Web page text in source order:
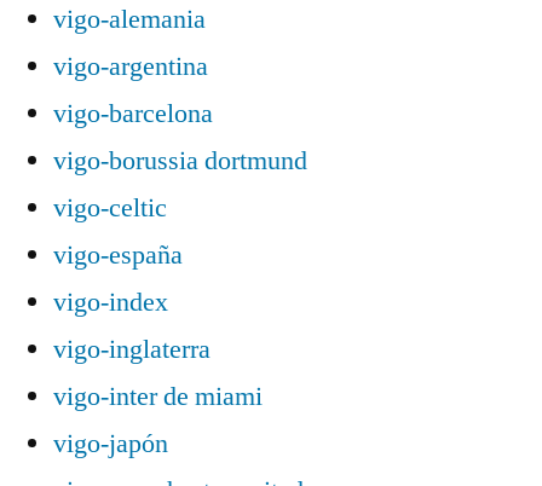
vigo-alemania
vigo-argentina
vigo-barcelona
vigo-borussia dortmund
vigo-celtic
vigo-españa
vigo-index
vigo-inglaterra
vigo-inter de miami
vigo-japón